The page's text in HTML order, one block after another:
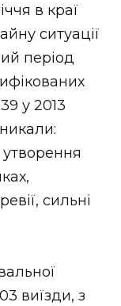
в краї
ситуації
період
у 2013
сильні
виїзди, з